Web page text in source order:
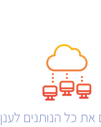
את כל הנותנים לענן